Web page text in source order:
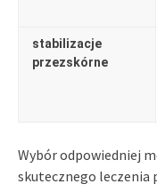
stabilizacje
przezskórne
Wybór odpowiedniej
skutecznego leczenia